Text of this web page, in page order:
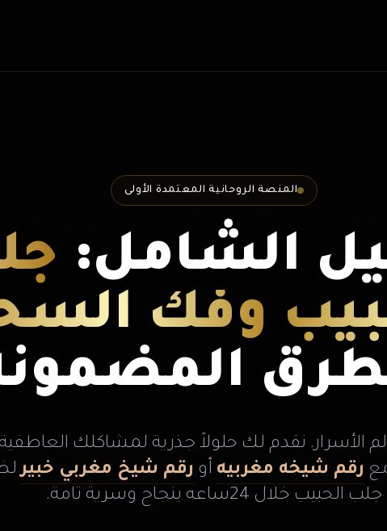
المنصة الروحانية المعتمدة الأولى
الشامل:
وفك
الأسرار. نقدم لك حلولاً جذرية لمشاكلك العاطفية
رقم شيخه مغربيه أو رقم شيخ مغربي خبير
جلب الحبيب خلال 24ساعه بنجاح وسرية تامة.